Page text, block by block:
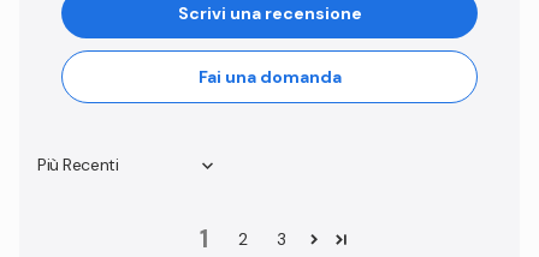
Scrivi una recensione
Fai una domanda
Sort by
1 2 3